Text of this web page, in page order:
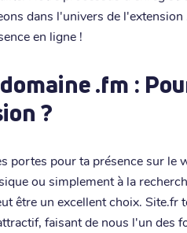
dans l'univers de l'extension
en ligne !
.fm :
?
portes pour ta présence sur le
ou simplement à la
être un excellent choix. Site.fr
faisant de nous l'un des